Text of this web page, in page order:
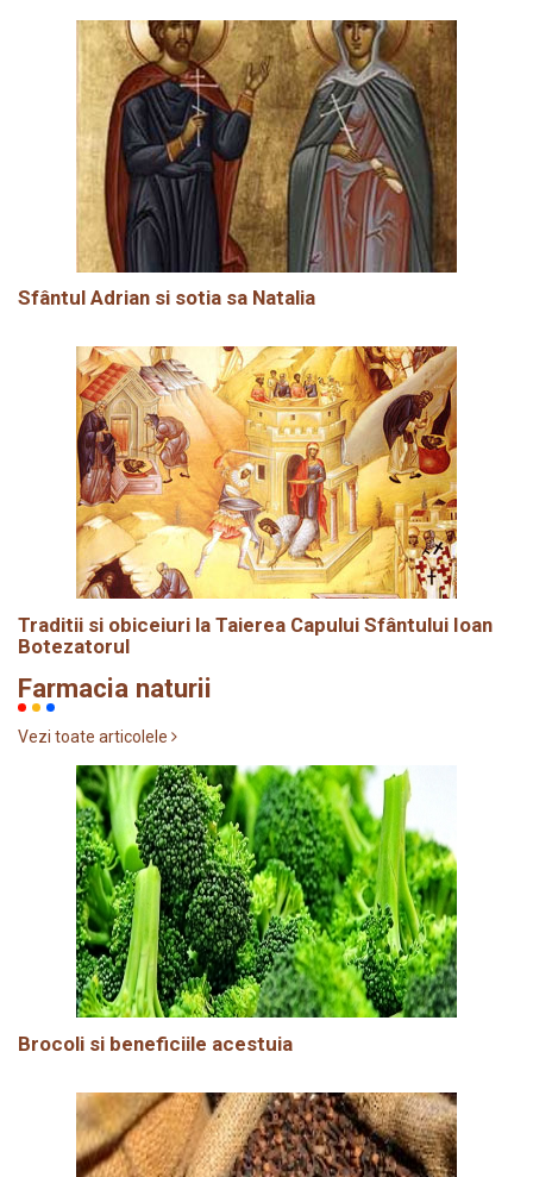
Sfântul Adrian si sotia sa Natalia
Traditii si obiceiuri la Taierea Capului Sfântului Ioan
Botezatorul
Farmacia naturii
Vezi toate articolele
Brocoli si beneficiile acestuia